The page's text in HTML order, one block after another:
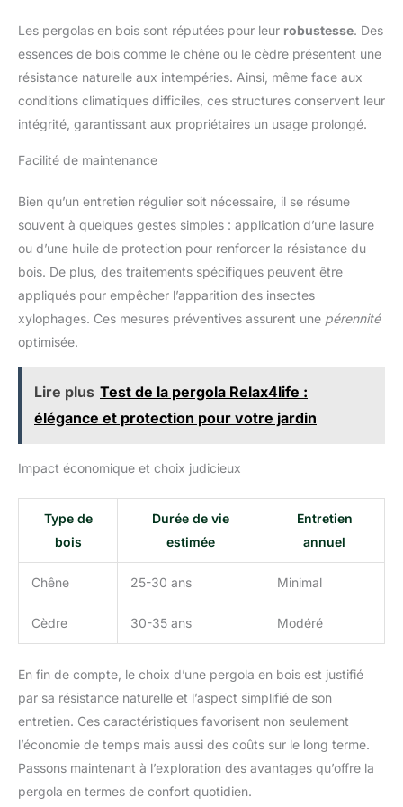
Les pergolas en bois sont réputées pour leur robustesse. Des
essences de bois comme le chêne ou le cèdre présentent une
résistance naturelle aux intempéries. Ainsi, même face aux
conditions climatiques difficiles, ces structures conservent leur
intégrité, garantissant aux propriétaires un usage prolongé.
Facilité de maintenance
Bien qu’un entretien régulier soit nécessaire, il se résume
souvent à quelques gestes simples : application d’une lasure
ou d’une huile de protection pour renforcer la résistance du
bois. De plus, des traitements spécifiques peuvent être
appliqués pour empêcher l’apparition des insectes
xylophages. Ces mesures préventives assurent une pérennité
optimisée.
Lire plus Test de la pergola Relax4life :
élégance et protection pour votre jardin
Impact économique et choix judicieux
Type de
bois
Durée de vie
estimée
Entretien
annuel
Chêne 25-30 ans Minimal
Cèdre 30-35 ans Modéré
En fin de compte, le choix d’une pergola en bois est justifié
par sa résistance naturelle et l’aspect simplifié de son
entretien. Ces caractéristiques favorisent non seulement
l’économie de temps mais aussi des coûts sur le long terme.
Passons maintenant à l’exploration des avantages qu’offre la
pergola en termes de confort quotidien.